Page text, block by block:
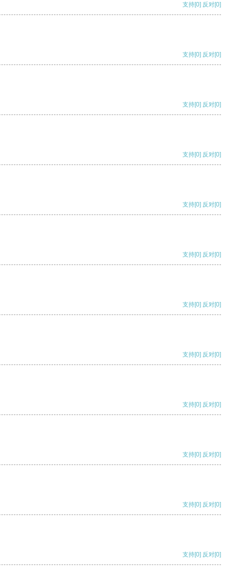
支持[0] 反对[0]
支持[0] 反对[0]
支持[0] 反对[0]
支持[0] 反对[0]
支持[0] 反对[0]
支持[0] 反对[0]
支持[0] 反对[0]
支持[0] 反对[0]
支持[0] 反对[0]
支持[0] 反对[0]
支持[0] 反对[0]
支持[0] 反对[0]